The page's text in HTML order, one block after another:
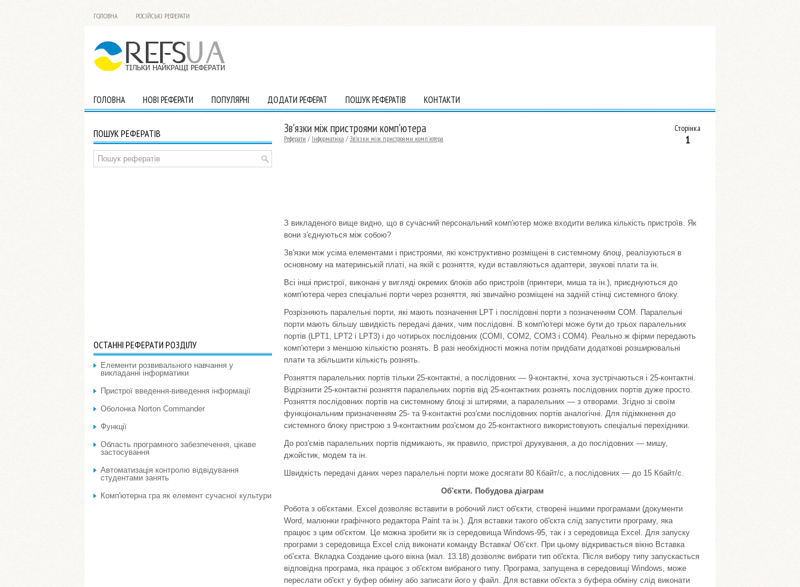
ГОЛОВНА РОСІЙСЬКІ РЕФЕРАТИ
ГОЛОВНА НОВІ РЕФЕРАТИ ПОПУЛЯРНІ ДОДАТИ РЕФЕРАТ ПОШУК РЕФЕРАТІВ КОНТАКТИ
Сторінка
1
Зв'язки між пристроями комп'ютера
Реферати / Інформатика / Зв'язки між пристроями комп'ютера
З викладеного вище видно, що в сучасний персональний комп'ютер може входити велика кількість пристроїв. Як
вони з'єднуються між собою?
Зв'язки між усіма елементами і пристроями, які конструктивно розміщені в системному блоці, реалізуються в
основному на материнській платі, на якій є розняття, куди вставляються адаптери, звукові плати та ін.
Всі інші пристрої, виконані у вигляді окремих блоків або пристроїв (принтери, миша та ін.), приєднуються до
комп'ютера через спеціальні порти через розняття, які звичайно розміщені на задній стінці системного блоку.
Розрізняють паралельні порти, які мають позначення LPT і послідовні порти з позначенням СОМ. Паралельні
порти мають більшу швидкість передачі даних, чим послідовні. В комп'ютері може бути до трьох паралельних
портів (LPT1, LPT2 і LPT3) і до чотирьох послідовних (СОМІ, COM2, COM3 і COM4). Реально ж фірми передають
комп'ютери з меншою кількістю рознять. В разі необхідності можна потім придбати додаткові розширювальні
плати та збіль­шити кількість рознять.
Розняття паралельних портів тільки 25-контактні, а послідовних — 9-контактні, хоча зустрічаються і 25-контактні.
Відрізнити 25-контактні розняття паралельних портів від 25-контактних рознять послідовних портів дуже прос­то.
Розняття послідовних портів на системному блоці зі штирями, а пара­лельних — з отворами. Згідно зі своїм
функціональним призначенням 25- та 9-контактні роз'єми послідовних портів аналогічні. Для підімкнення до
системного блоку пристрою з 9-контактним роз'ємом до 25-контактного викорис­товують спеціальні перехідники.
До роз'ємів паралельних портів підмикають, як правило, пристрої друку­вання, а до послідовних — мишу,
джойстик, модем та ін.
Швидкість передачі даних через паралельні порти може досягати 80 Кбайт/с, а послідовних — до 15 Кбайт/с.
Об'єкти. Побудова діаграм
Робота з об'єктами. Excel дозволяє вставити в робочий лист об'єкти, створені іншими програмами (документи
Word, малюнки графічного редактора Paint та ін.). Для вставки такого об'єкта слід запустити програму, яка
працює з цим об'єктом. Це можна зробити як із середовища Windows-95, так і з середовища Excel. Для запуску
програми з середовища Excel слід виконати команду Вставка/ Об’єкт. При цьому відкривається вікно Вставка
об’єкта. Вкладка Создание цього вікна (мал. 13.18) дозволяє вибрати тип об'єкта. Після вибору типу запускається
відповідна програма, яка працює з об'єктом вибрано­го типу. Програма, запущена в середовищі Windows, може
переслати об'єкт у буфер обміну або записати його у файл. Для вставки об'єкта з буфера обміну слід виконати
ПОШУК РЕФЕРАТІВ
ОСТАННІ РЕФЕРАТИ РОЗДІЛУ
Елементи розвивального навчання у
викладанні інформатики
Пристрої введення-виведення інформації
Оболонка Norton Commander
Функції
Область програмного забезпечення, цікаве
застосування
Автоматизацiя контролю вiдвiдування
студентами занять
Комп'ютерна гра як елемент сучасної культури